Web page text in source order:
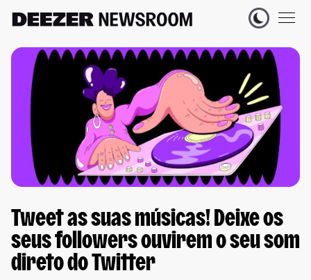
Tweet as suas músicas! Deixe os
seus followers ouvirem o seu som
direto do Twitter